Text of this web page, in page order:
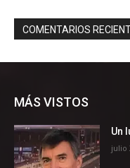
MÁS VISTOS
Un
julio